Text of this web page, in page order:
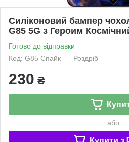
Силіконовий бампер
G85 5G з Героим
Готово до відправки
Код: G85 Спайк
Роздріб
230 ₴
або